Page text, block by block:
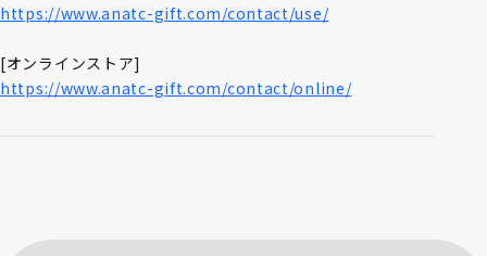
https://www.anatc-gift.com/contact/use/
[オンラインストア]
https://www.anatc-gift.com/contact/online/